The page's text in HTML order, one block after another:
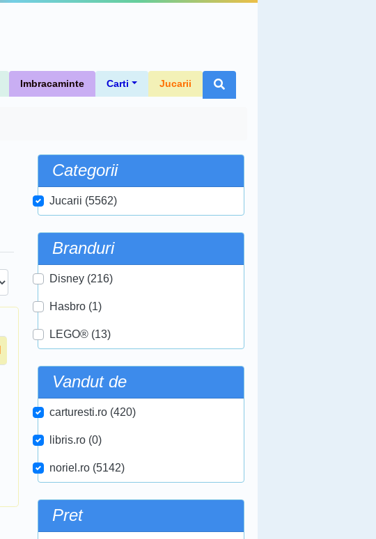
Imbracaminte Carti Jucarii
Categorii
Jucarii (5562)
Branduri
Disney (216)
Hasbro (1)
LEGO® (13)
Vandut de
carturesti.ro (420)
libris.ro (0)
noriel.ro (5142)
Pret